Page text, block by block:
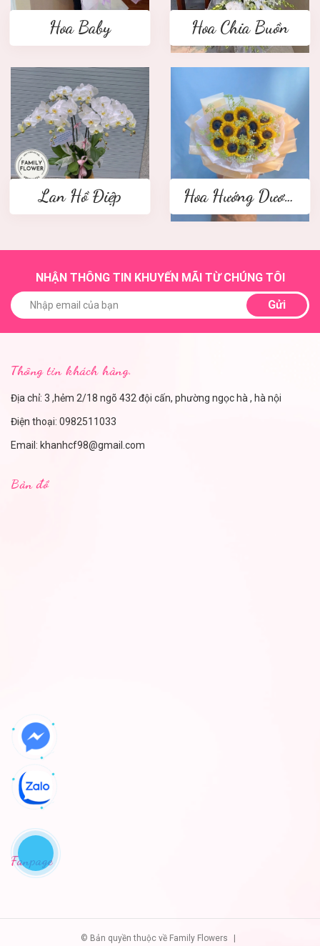
Hoa Baby Hoa Chia Buồn
Lan Hồ Điệp Hoa Hướng Dương
NHẬN THÔNG TIN KHUYẾN MÃI TỪ CHÚNG TÔI
Gửi
Thông tin khách hàng.
Địa chỉ: 3 ,hẻm 2/18 ngõ 432 đội cấn, phường ngọc hà , hà nội
Điện thoại: 0982511033
Email: khanhcf98@gmail.com
Bản đồ
Fanpage
© Bản quyền thuộc về Family Flowers |